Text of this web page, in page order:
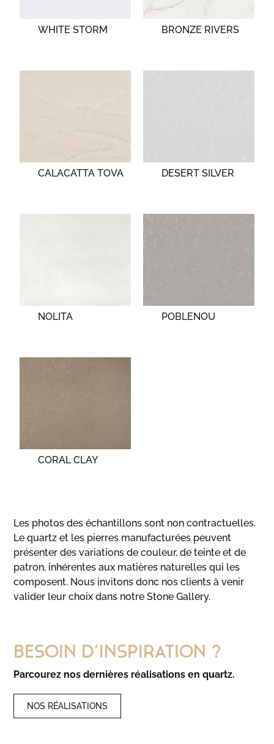
WHITE STORM BRONZE RIVERS
CALACATTA TOVA DESERT SILVER
NOLITA POBLENOU
CORAL CLAY
Les photos des échantillons sont non contractuelles.
Le quartz et les pierres manufacturées peuvent
présenter des variations de couleur, de teinte et de
patron, inhérentes aux matières naturelles qui les
composent. Nous invitons donc nos clients à venir
valider leur choix dans notre Stone Gallery.
Besoin d’inspiration ?
Parcourez nos dernières réalisations en quartz.
NOS RÉALISATIONS